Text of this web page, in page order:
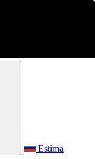
Estima